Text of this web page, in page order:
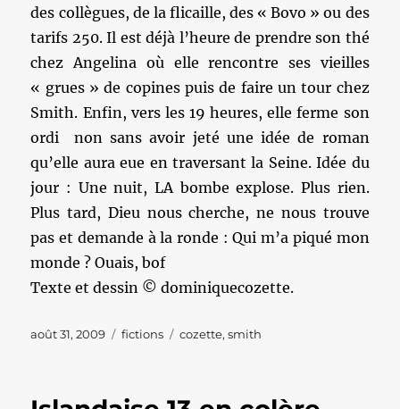
des collègues, de la flicaille, des « Bovo » ou des
tarifs 250. Il est déjà l’heure de prendre son thé
chez Angelina où elle rencontre ses vieilles
« grues » de copines puis de faire un tour chez
Smith. Enfin, vers les 19 heures, elle ferme son
ordi non sans avoir jeté une idée de roman
qu’elle aura eue en traversant la Seine. Idée du
jour : Une nuit, LA bombe explose. Plus rien.
Plus tard, Dieu nous cherche, ne nous trouve
pas et demande à la ronde : Qui m’a piqué mon
monde ? Ouais, bof
Texte et dessin © dominiquecozette.
Publié
août 31, 2009 Catégories
fictions Étiquettes
cozette,smith